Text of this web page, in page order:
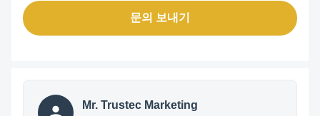
문의 보내기
Mr. Trustec Marketing